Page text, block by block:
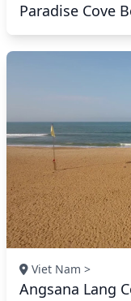
Paradise Cove
Viet Nam >
Angsana Lang